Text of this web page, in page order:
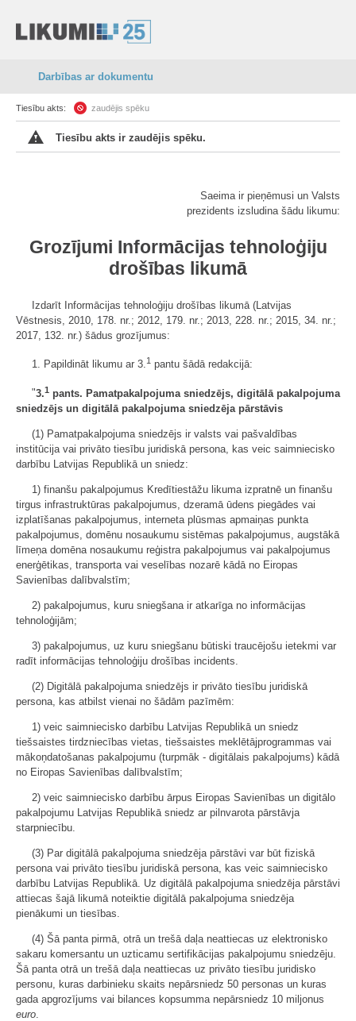
Darbības ar dokumentu
Tiesību akts: zaudējis spēku
Tiesību akts ir zaudējis spēku.
Saeima ir pieņēmusi un Valsts
prezidents izsludina šādu likumu:
Grozījumi Informācijas tehnoloģiju
drošības likumā
Izdarīt Informācijas tehnoloģiju drošības likumā (Latvijas
Vēstnesis, 2010, 178. nr.; 2012, 179. nr.; 2013, 228. nr.; 2015, 34. nr.;
2017, 132. nr.) šādus grozījumus:
1. Papildināt likumu ar 3.1 pantu šādā redakcijā:
"3.1 pants. Pamatpakalpojuma sniedzējs, digitālā pakalpojuma
sniedzējs un digitālā pakalpojuma sniedzēja pārstāvis
(1) Pamatpakalpojuma sniedzējs ir valsts vai pašvaldības
institūcija vai privāto tiesību juridiskā persona, kas veic saimniecisko
darbību Latvijas Republikā un sniedz:
1) finanšu pakalpojumus Kredītiestāžu likuma izpratnē un finanšu
tirgus infrastruktūras pakalpojumus, dzeramā ūdens piegādes vai
izplatīšanas pakalpojumus, interneta plūsmas apmaiņas punkta
pakalpojumus, domēnu nosaukumu sistēmas pakalpojumus, augstākā
līmeņa domēna nosaukumu reģistra pakalpojumus vai pakalpojumus
enerģētikas, transporta vai veselības nozarē kādā no Eiropas
Savienības dalībvalstīm;
2) pakalpojumus, kuru sniegšana ir atkarīga no informācijas
tehnoloģijām;
3) pakalpojumus, uz kuru sniegšanu būtiski traucējošu ietekmi var
radīt informācijas tehnoloģiju drošības incidents.
(2) Digitālā pakalpojuma sniedzējs ir privāto tiesību juridiskā
persona, kas atbilst vienai no šādām pazīmēm:
1) veic saimniecisko darbību Latvijas Republikā un sniedz
tiešsaistes tirdzniecības vietas, tiešsaistes meklētājprogrammas vai
mākoņdatošanas pakalpojumu (turpmāk - digitālais pakalpojums) kādā
no Eiropas Savienības dalībvalstīm;
2) veic saimniecisko darbību ārpus Eiropas Savienības un digitālo
pakalpojumu Latvijas Republikā sniedz ar pilnvarota pārstāvja
starpniecību.
(3) Par digitālā pakalpojuma sniedzēja pārstāvi var būt fiziskā
persona vai privāto tiesību juridiskā persona, kas veic saimniecisko
darbību Latvijas Republikā. Uz digitālā pakalpojuma sniedzēja pārstāvi
attiecas šajā likumā noteiktie digitālā pakalpojuma sniedzēja
pienākumi un tiesības.
(4) Šā panta pirmā, otrā un trešā daļa neattiecas uz elektronisko
sakaru komersantu un uzticamu sertifikācijas pakalpojumu sniedzēju.
Šā panta otrā un trešā daļa neattiecas uz privāto tiesību juridisko
personu, kuras darbinieku skaits nepārsniedz 50 personas un kuras
gada apgrozījums vai bilances kopsumma nepārsniedz 10 miljonus
euro